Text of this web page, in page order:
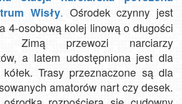
Wisły. Ośrodek czynny jest
4-osobową kolej linową o długości
Zimą przewozi narciarzy
a latem udostępniona jest dla
Trasy przeznaczone są dla
amatorów nart czy desek.